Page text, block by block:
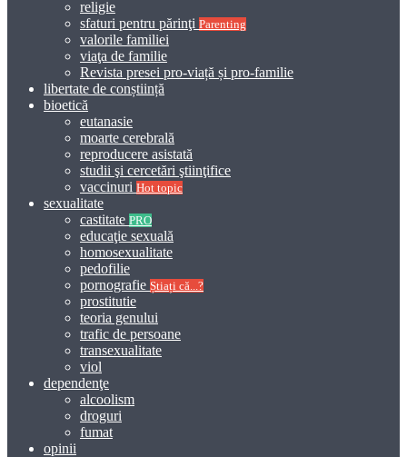
religie
sfaturi pentru părinţi Parenting
valorile familiei
viaţa de familie
Revista presei pro-viață și pro-familie
libertate de conștiință
bioetică
eutanasie
moarte cerebrală
reproducere asistată
studii şi cercetări ştiinţifice
vaccinuri Hot topic
sexualitate
castitate PRO
educaţie sexuală
homosexualitate
pedofilie
pornografie Știați că...?
prostitutie
teoria genului
trafic de persoane
transexualitate
viol
dependenţe
alcoolism
droguri
fumat
opinii